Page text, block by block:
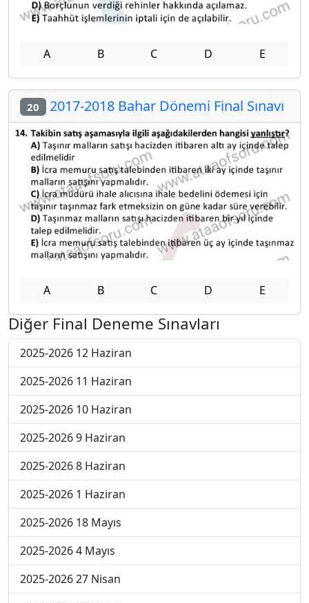
A B C D E
20 2017-2018 Bahar Dönemi Final Sınavı
A B C D E
Diğer Final Deneme Sınavları
2025-2026 12 Haziran
2025-2026 11 Haziran
2025-2026 10 Haziran
2025-2026 9 Haziran
2025-2026 8 Haziran
2025-2026 1 Haziran
2025-2026 18 Mayıs
2025-2026 4 Mayıs
2025-2026 27 Nisan